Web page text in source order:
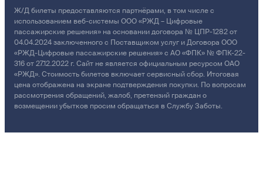
Ж/Д билеты предоставляются партнёрами, в том числе с
использованием веб-системы ООО «РЖД – Цифровые
пассажирские решения» на основании договора № ЦПР-1282 от
04.04.2024 заключенного с Поставщиком услуг и Договора ООО
«РЖД-Цифровые пассажирские решения» с АО «ФПК» № ФПК-22-
316 от 27.12.2022 г. Сайт не является официальным ресурсом ОАО
«РЖД». Стоимость билетов включает сервисный сбор. Итоговая
цена отображена на экране подтверждения покупки. По вопросам
рассмотрения обращений, жалоб, претензий граждан о
возмещении убытков просим обращаться в Службу Заботы.